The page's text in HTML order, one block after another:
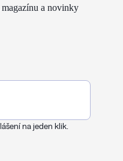
a novinky
na jeden klik.